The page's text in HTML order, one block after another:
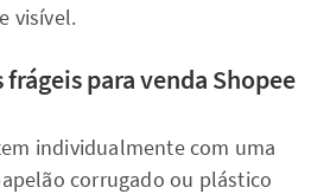
visível.
para venda Shopee
individualmente com uma
corrugado ou plástico